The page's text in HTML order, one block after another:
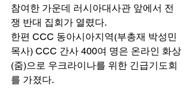
참여한 가운데 러시아대사관 앞에서 전
쟁 반대 집회가 열렸다.
한편 CCC 동아시아지역(부총재 박성민
목사) CCC 간사 400여 명은 온라인 화상
(줌)으로 우크라이나를 위한 긴급기도회
를 가졌다.